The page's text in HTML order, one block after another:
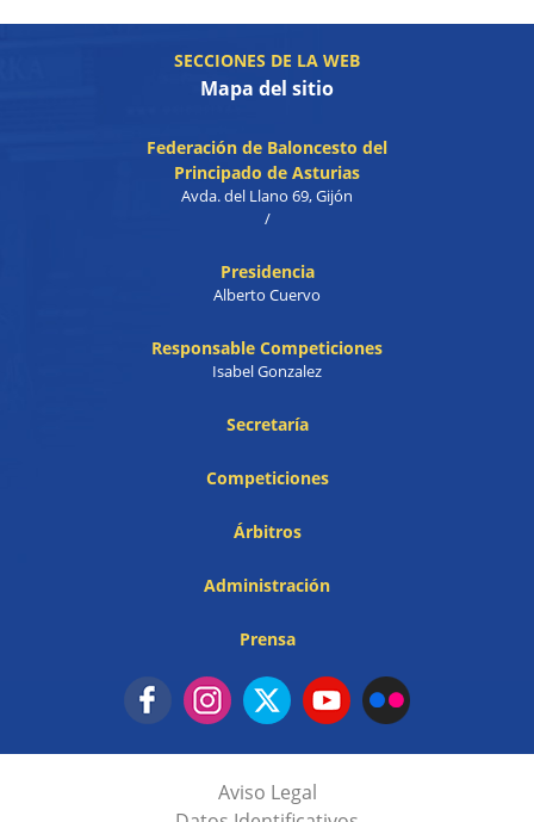
SECCIONES DE LA WEB
Mapa del sitio
Federación de Baloncesto del
Principado de Asturias
Avda. del Llano 69, Gijón
/
Presidencia
Alberto Cuervo
Responsable Competiciones
Isabel Gonzalez
Secretaría
Competiciones
Árbitros
Administración
Prensa
Aviso Legal